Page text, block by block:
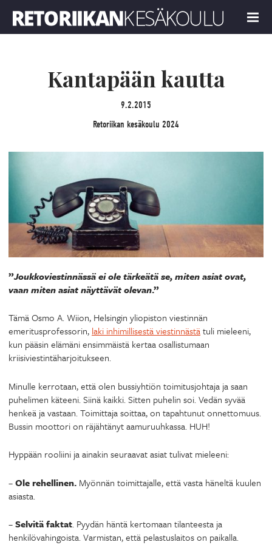
MENU
Kantapään kautta
9.2.2015
Retoriikan kesäkoulu 2024
”Joukkoviestinnässä ei ole tärkeätä se, miten asiat ovat,
vaan miten asiat näyttävät olevan.”
Tämä Osmo A. Wiion, Helsingin yliopiston viestinnän
emeritusprofessorin, laki inhimillisestä viestinnästätuli mieleeni,
kun pääsin elämäni ensimmäistä kertaa osallistumaan
kriisiviestintäharjoitukseen.
Minulle kerrotaan, että olen bussiyhtiön toimitusjohtaja ja saan
puhelimen käteeni. Siinä kaikki. Sitten puhelin soi. Vedän syvää
henkeä ja vastaan. Toimittaja soittaa, on tapahtunut onnettomuus.
Bussin moottori on räjähtänyt aamuruuhkassa. HUH!
Hyppään rooliini ja ainakin seuraavat asiat tulivat mieleeni:
–Ole rehellinen. Myönnän toimittajalle, että vasta häneltä kuulen
asiasta.
–Selvitä faktat. Pyydän häntä kertomaan tilanteesta ja
henkilövahingoista. Varmistan, että pelastuslaitos on paikalla.